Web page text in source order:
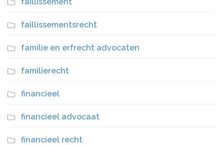
faillissementsrecht
familie en erfrecht advocaten
familierecht
financieel
financieel advocaat
financieel recht